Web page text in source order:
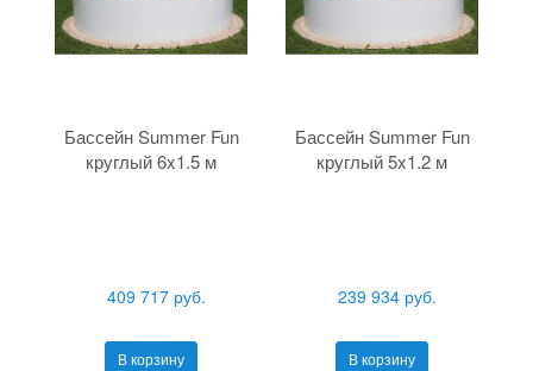
Бассейн Summer Fun
круглый 6x1.5 м
409 717 руб.
В корзину
Бассейн Summer Fun
круглый 5x1.2 м
239 934 руб.
В корзину